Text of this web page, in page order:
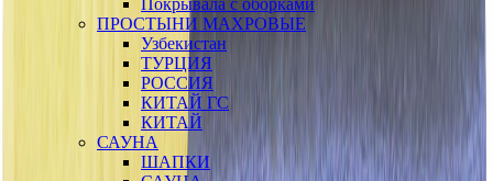
Покрывала с оборками
ПРОСТЫНИ МАХРОВЫЕ
Узбекистан
ТУРЦИЯ
РОССИЯ
КИТАЙ ГС
КИТАЙ
САУНА
ШАПКИ